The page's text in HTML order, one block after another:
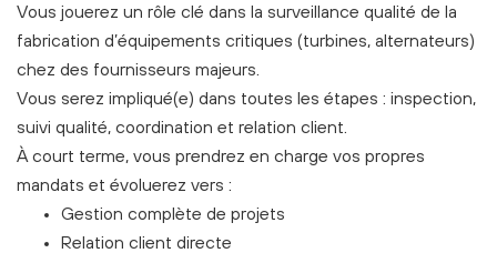
Vous jouerez un rôle clé dans la surveillance qualité de la
fabrication d’équipements critiques (turbines, alternateurs)
chez des fournisseurs majeurs.
Vous serez impliqué(e) dans toutes les étapes : inspection,
suivi qualité, coordination et relation client.
À court terme, vous prendrez en charge vos propres
mandats et évoluerez vers :
Gestion complète de projets
Relation client directe